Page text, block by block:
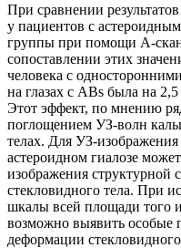
При сравнении
у пациентов с
группы при помощи А-
сопоставлении этих
человека с
на глазах с ABs была на
Этот эффект, по мнению
поглощением УЗ-волн
телах. Для УЗ-
астероидном гиалозе
изображения структурной
стекловидного тела. При
шкалы всей площади того
возможно выявить особые
деформации стекловидного